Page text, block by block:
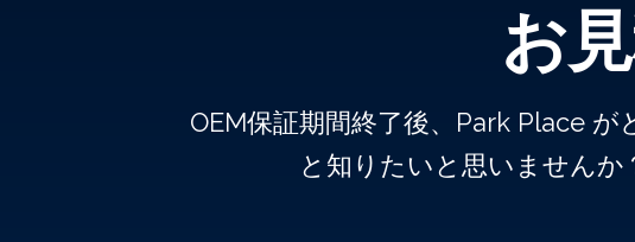
お
OEM保証期間終了後、Park Place
と知りたいと思いませんか